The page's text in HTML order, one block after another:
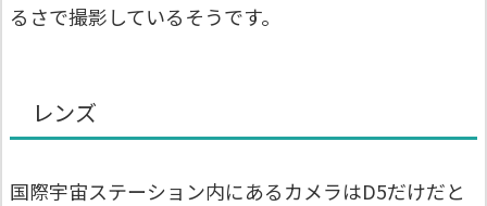
るさで撮影しているそうです。
レンズ
国際宇宙ステーション内にあるカメラはD5だけだと